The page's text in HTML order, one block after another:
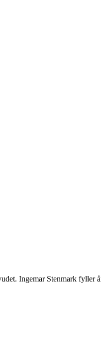
Ingemar Stenmark